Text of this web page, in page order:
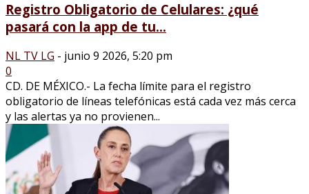
Registro Obligatorio de Celulares: ¿qué
pasará con la app de tu...
NL TV LG - junio 9 2026, 5:20 pm
0
CD. DE MÉXICO.- La fecha límite para el registro
obligatorio de líneas telefónicas está cada vez más cerca
y las alertas ya no provienen...